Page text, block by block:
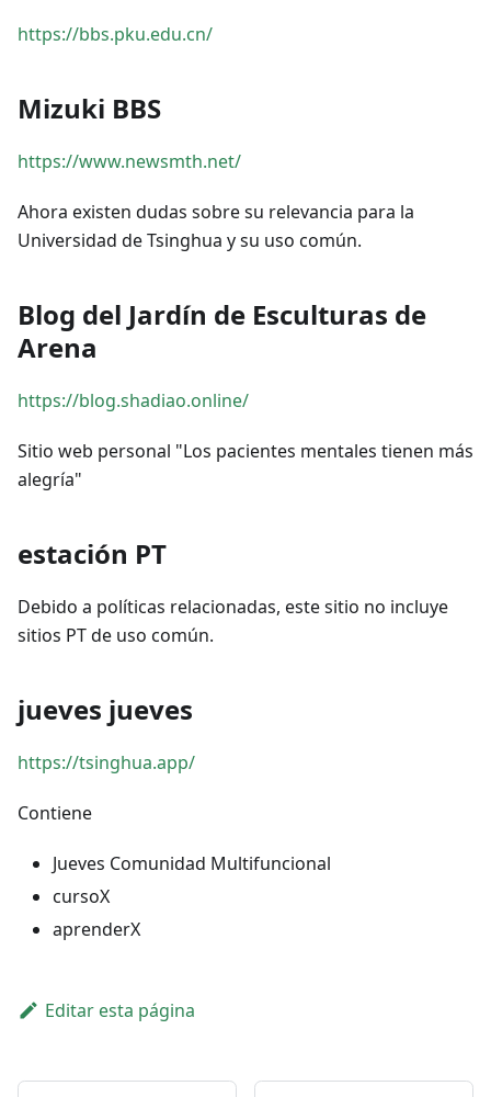
https://bbs.pku.edu.cn/
Mizuki BBS
https://www.newsmth.net/
Ahora existen dudas sobre su relevancia para la
Universidad de Tsinghua y su uso común.
Blog del Jardín de Esculturas de
Arena
https://blog.shadiao.online/
Sitio web personal "Los pacientes mentales tienen más
alegría"
estación PT
Debido a políticas relacionadas, este sitio no incluye
sitios PT de uso común.
jueves jueves
https://tsinghua.app/
Contiene
Jueves Comunidad Multifuncional
cursoX
aprenderX
Editar esta página